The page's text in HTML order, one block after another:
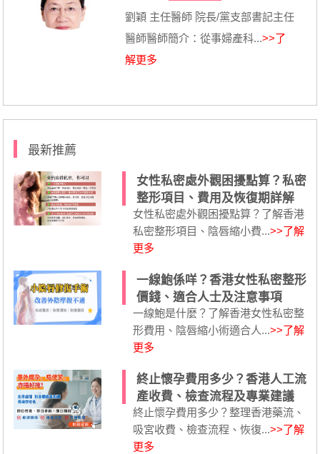
劉穎 主任醫師 院長/黨支部書記主任
醫師醫師簡介：從事婦產科...>>了
解更多
最新推薦
女性私密處外觀困擾點算？私密
整形項目、費用及恢復期詳解
女性私密處外觀困擾點算？了解香港
私密整形項目、陰唇縮小費...>>了解
更多
一線鮑係咩？香港女性私密整形
價錢、適合人士及注意事項
一線鮑是什麼？了解香港女性私密整
形費用、陰唇縮小術適合人...>>了解
更多
終止懷孕費用多少？香港人工流
產收費、檢查流程及專業建議
終止懷孕費用多少？整理香港藥流、
吸宮收費、檢查流程、恢復...>>了解
更多